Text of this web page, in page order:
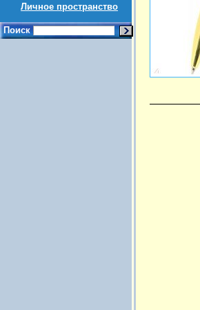
Личное пространство
Поиск